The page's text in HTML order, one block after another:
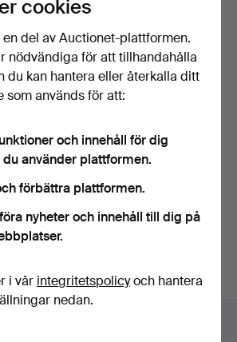
Vä…
cookies
del av Auctionet-plattformen.
nödvändiga för att tillhandahålla
du kan hantera eller återkalla ditt
som används för att:
och innehåll för dig
använder plattformen.
förbättra plattformen.
nyheter och innehåll till dig på
i vår integritetspolicyoch hantera
nedan.